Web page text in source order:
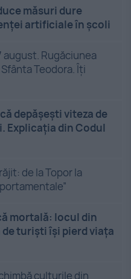
măsuri dure
artificiale în școli
Rugăciunea
Teodora. Îți
depășești viteza de
Explicația din Codul
de la Topor la
mortală: locul din
de turiști își pierd viața
culturile din